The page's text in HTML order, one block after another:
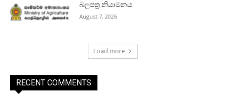
බලපත්‍ර නියාමනය
August 7, 2026
Load more
RECENT COMMENTS